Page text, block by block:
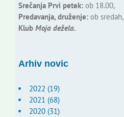
Srečanja Prvi petek:ob 18.00,
Predavanja, druženje:ob sredah,
Klub Moja dežela.
Arhiv novic
2022 (19)
2021 (68)
2020 (31)